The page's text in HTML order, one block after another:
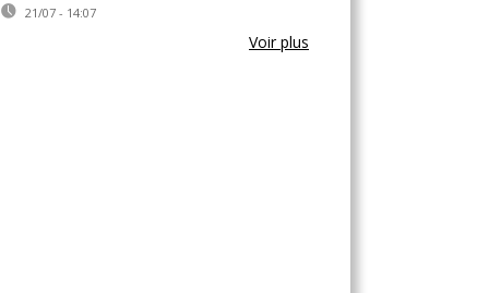
21/07 - 14:07
Voir plus